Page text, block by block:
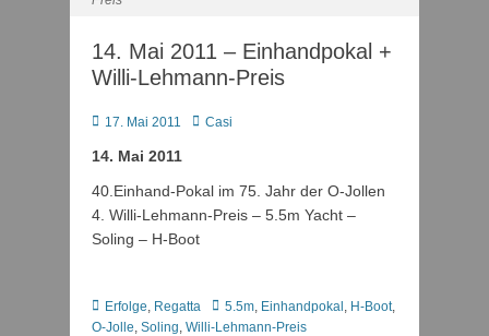
14. Mai 2011 – Einhandpokal +
Willi-Lehmann-Preis
Posted
17. Mai 2011 Autor
Casi
14. Mai 2011
40.Einhand-Pokal im 75. Jahr der O-Jollen
4. Willi-Lehmann-Preis – 5.5m Yacht –
Soling – H-Boot
Kategorien
Erfolge, Regatta Schlagworte
5.5m, Einhandpokal , H-Boot,
O-Jolle, Soling, Willi-Lehmann-Preis